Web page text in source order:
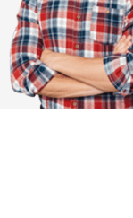
perfect